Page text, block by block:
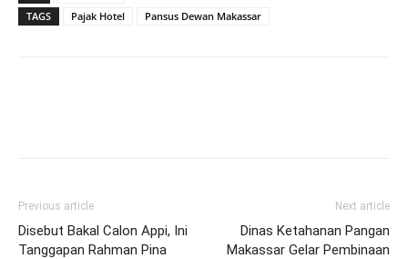
TAGS
Pajak Hotel Pansus Dewan Makassar
Previous article
Disebut Bakal Calon Appi, Ini
Tanggapan Rahman Pina
Next article
Dinas Ketahanan Pangan
Makassar Gelar Pembinaan